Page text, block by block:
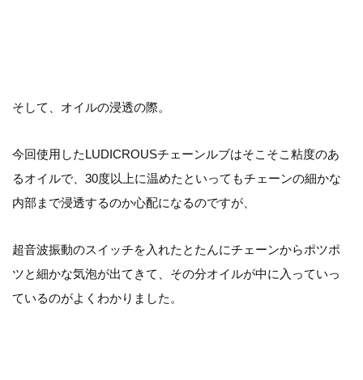
そして、オイルの浸透の際。
今回使用したLUDICROUSチェーンルブはそこそこ粘度のあ
るオイルで、30度以上に温めたといってもチェーンの細かな
内部まで浸透するのか心配になるのですが、
超音波振動のスイッチを入れたとたんにチェーンからポツポ
ツと細かな気泡が出てきて、その分オイルが中に入っていっ
ているのがよくわかりました。